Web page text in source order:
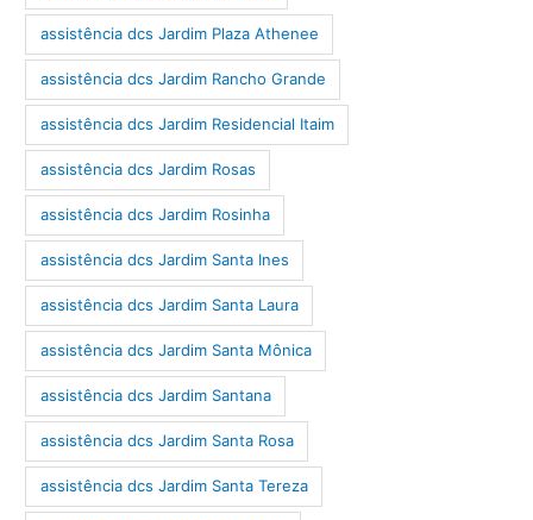
assistência dcs Jardim Plaza Athenee
assistência dcs Jardim Rancho Grande
assistência dcs Jardim Residencial Itaim
assistência dcs Jardim Rosas
assistência dcs Jardim Rosinha
assistência dcs Jardim Santa Ines
assistência dcs Jardim Santa Laura
assistência dcs Jardim Santa Mônica
assistência dcs Jardim Santana
assistência dcs Jardim Santa Rosa
assistência dcs Jardim Santa Tereza